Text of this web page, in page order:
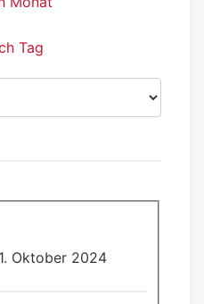
Oktober 2024